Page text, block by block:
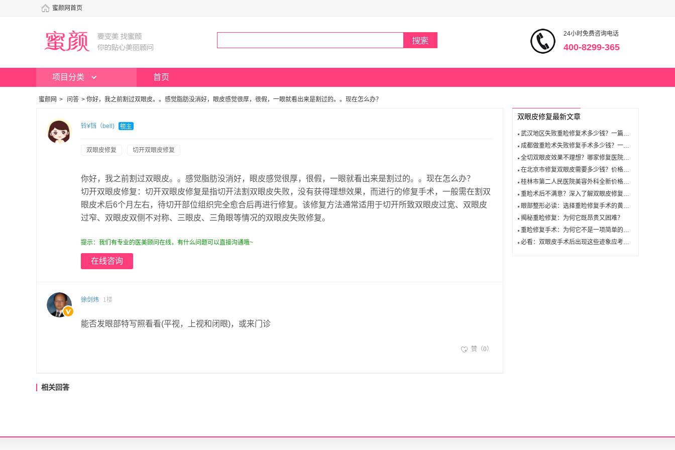
蜜颜网首页
24小时免费咨询电话
400-8299-365
项目分类 首页
蜜颜网 > 问答 > 你好，我之前割过双眼皮。。感觉脂肪没消好，眼皮感觉很厚，很假，一眼就看出来是割过的。。现在怎么办？
铃¥铛（bell)
双眼皮修复 切开双眼皮修复
你好，我之前割过双眼皮。。感觉脂肪没消好，眼皮感觉很厚，很假，一眼就看出来是割过的。。现在怎么办？
切开双眼皮修复：切开双眼皮修复是指切开法割双眼皮失败，没有获得理想效果，而进行的修复手术，一般需在割双
眼皮术后6个月左右，待切开部位组织完全愈合后再进行修复。该修复方法通常适用于切开所致双眼皮过宽、双眼皮
过窄、双眼皮双侧不对称、三眼皮、三角眼等情况的双眼皮失败修复。
提示：我们有专业的医美顾问在线，有什么问题可以直接沟通哦~
在线咨询
徐剑炜 1楼
能否发眼部特写照看看(平视，上视和闭眼)，或来门诊
赞（0）
相关回答
双眼皮修复最新文章
武汉地区失败重睑修复术多少钱？一篇文章告诉你答案！
成都做重睑术失败修复手术多少钱？一篇文章告诉你答案！
全切双眼皮效果不理想？哪家修复医院能帮你重焕自信？
在北京市修复双眼皮需要多少钱？价格清单告诉你！
桂林市第二人民医院美容外科全新价格表惊爆一览
重睑术后不满意？深入了解双眼皮修复手术的关键要点
眼部整形必读：选择重睑修复手术的黄金时段！
揭秘重睑修复：为何它既昂贵又困难？
重睑修复手术：为何它不是一项简单的任务？
必看：双眼皮手术后出现这些迹象应考虑修复！